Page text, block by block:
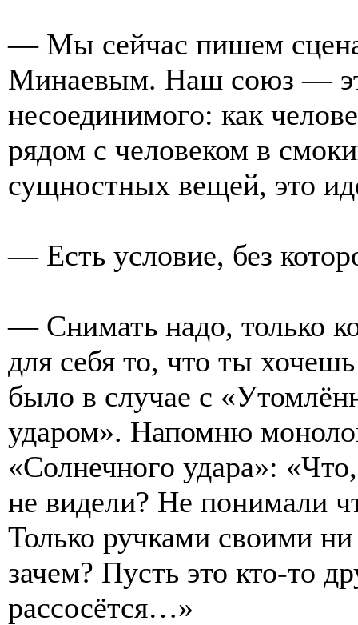
— Мы сейчас пишем
Минаевым. Наш союз —
несоединимого: как
рядом с человеком в
сущностных вещей, это
— Есть условие, без
— Снимать надо, только
для себя то, что ты
было в случае с
ударом». Напомню
«Солнечного удара»:
не видели? Не понимали
Только ручками своими
зачем? Пусть это кто-то
рассосётся…»